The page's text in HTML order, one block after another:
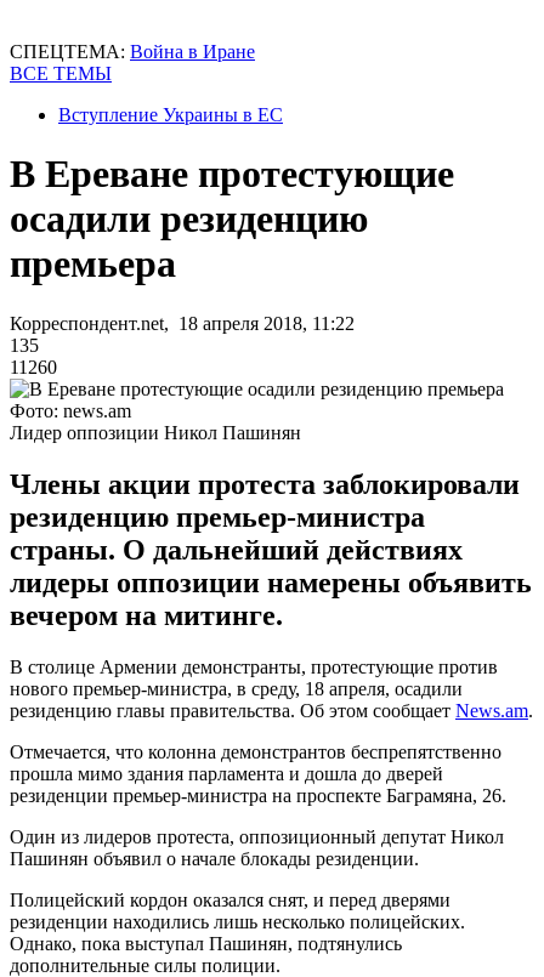
СПЕЦТЕМА: Война в Иране
ВСЕ ТЕМЫ
Вступление Украины в ЕС
В Ереване протестующие
осадили резиденцию
премьера
Корреспондент.net, 18 апреля 2018, 11:22
135
11260
Фото: news.am
Лидер оппозиции Никол Пашинян
Члены акции протеста заблокировали
резиденцию премьер-министра
страны. О дальнейший действиях
лидеры оппозиции намерены объявить
вечером на митинге.
В столице Армении демонстранты, протестующие против
нового премьер-министра, в среду, 18 апреля, осадили
резиденцию главы правительства. Об этом сообщает News.am.
Отмечается, что колонна демонстрантов беспрепятственно
прошла мимо здания парламента и дошла до дверей
резиденции премьер-министра на проспекте Баграмяна, 26.
Один из лидеров протеста, оппозиционный депутат Никол
Пашинян объявил о начале блокады резиденции.
Полицейский кордон оказался снят, и перед дверями
резиденции находились лишь несколько полицейских.
Однако, пока выступал Пашинян, подтянулись
дополнительные силы полиции.